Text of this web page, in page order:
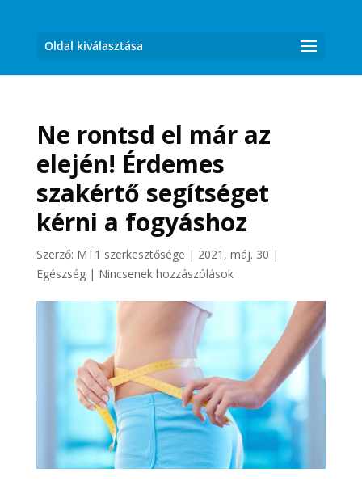
Oldal kiválasztása
Ne rontsd el már az
elején! Érdemes
szakértő segítséget
kérni a fogyáshoz
Szerző: MT1 szerkesztősége | 2021, máj. 30 |
Egészség| Nincsenek hozzászólások